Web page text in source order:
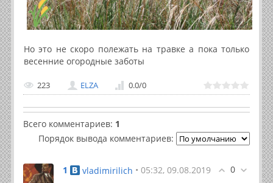
Но это не скоро полежать на травке а пока только
весенние огородные заботы
223 ELZA 0.0/0
Всего комментариев: 1
Порядок вывода комментариев:
0
1 vladimirilich • 05:32, 09.08.2019